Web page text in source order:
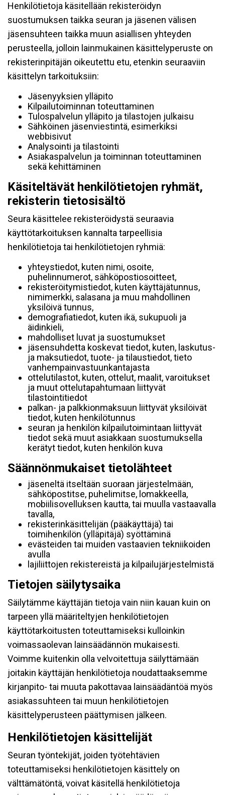
Henkilötietoja käsitellään rekisteröidyn
suostumuksen taikka seuran ja jäsenen välisen
jäsensuhteen taikka muun asiallisen yhteyden
perusteella, jolloin lainmukainen käsittelyperuste on
rekisterinpitäjän oikeutettu etu, etenkin seuraaviin
käsittelyn tarkoituksiin:
Jäsenyyksien ylläpito
Kilpailutoiminnan toteuttaminen
Tulospalvelun ylläpito ja tilastojen julkaisu
Sähköinen jäsenviestintä, esimerkiksi
webbisivut
Analysointi ja tilastointi
Asiakaspalvelun ja toiminnan toteuttaminen
sekä kehittäminen
Käsiteltävät henkilötietojen ryhmät,
rekisterin tietosisältö
Seura käsittelee rekisteröidystä seuraavia
käyttötarkoituksen kannalta tarpeellisia
henkilötietoja tai henkilötietojen ryhmiä:
yhteystiedot, kuten nimi, osoite,
puhelinnumerot, sähköpostiosoitteet,
rekisteröitymistiedot, kuten käyttäjätunnus,
nimimerkki, salasana ja muu mahdollinen
yksilöivä tunnus,
demografiatiedot, kuten ikä, sukupuoli ja
äidinkieli,
mahdolliset luvat ja suostumukset
jäsensuhdetta koskevat tiedot, kuten, laskutus-
ja maksutiedot, tuote- ja tilaustiedot, tieto
vanhempainvastuunkantajasta
ottelutilastot, kuten, ottelut, maalit, varoitukset
ja muut ottelutapahtumaan liittyvät
tilastointitiedot
palkan- ja palkkionmaksuun liittyvät yksilöivät
tiedot, kuten henkilötunnus
seuran ja henkilön kilpailutoimintaan liittyvät
tiedot sekä muut asiakkaan suostumuksella
kerätyt tiedot, kuten henkilön kuva
Säännönmukaiset tietolähteet
jäseneltä itseltään suoraan järjestelmään,
sähköpostitse, puhelimitse, lomakkeella,
mobiilisovelluksen kautta, tai muulla vastaavalla
tavalla,
rekisterinkäsittelijän (pääkäyttäjä) tai
toimihenkilön (ylläpitäjä) syöttäminä
evästeiden tai muiden vastaavien tekniikoiden
avulla
lajiliittojen rekistereistä ja kilpailujärjestelmistä
Tietojen säilytysaika
Säilytämme käyttäjän tietoja vain niin kauan kuin on
tarpeen yllä määriteltyjen henkilötietojen
käyttötarkoitusten toteuttamiseksi kulloinkin
voimassaolevan lainsäädännön mukaisesti.
Voimme kuitenkin olla velvoitettuja säilyttämään
joitakin käyttäjän henkilötietoja noudattaaksemme
kirjanpito- tai muuta pakottavaa lainsäädäntöä myös
asiakassuhteen tai muun henkilötietojen
käsittelyperusteen päättymisen jälkeen.
Henkilötietojen käsittelijät
Seuran työntekijät, joiden työtehtävien
toteuttamiseksi henkilötietojen käsittely on
välttämätöntä, voivat käsitellä henkilötietoja